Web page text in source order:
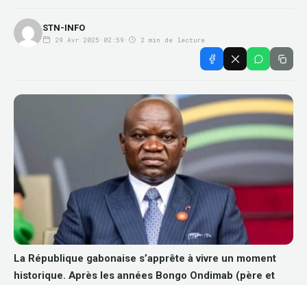
STN-INFO
29 Avr 2025 · 02:59 · 2 min de lecture
La République gabonaise s’apprête à vivre un moment
historique. Après les années Bongo Ondimab (père et